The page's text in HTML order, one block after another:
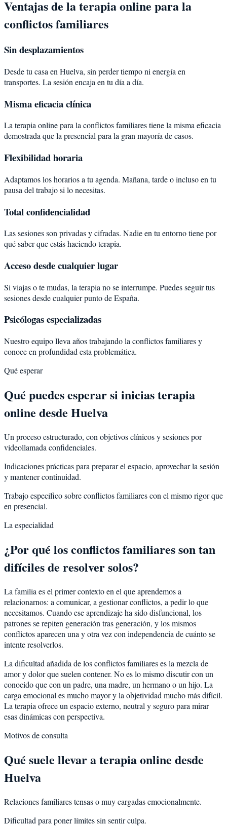
Ventajas de la terapia online para la
conflictos familiares
Sin desplazamientos
Desde tu casa en Huelva, sin perder tiempo ni energía en
transportes. La sesión encaja en tu día a día.
Misma eficacia clínica
La terapia online para la conflictos familiares tiene la misma eficacia
demostrada que la presencial para la gran mayoría de casos.
Flexibilidad horaria
Adaptamos los horarios a tu agenda. Mañana, tarde o incluso en tu
pausa del trabajo si lo necesitas.
Total confidencialidad
Las sesiones son privadas y cifradas. Nadie en tu entorno tiene por
qué saber que estás haciendo terapia.
Acceso desde cualquier lugar
Si viajas o te mudas, la terapia no se interrumpe. Puedes seguir tus
sesiones desde cualquier punto de España.
Psicólogas especializadas
Nuestro equipo lleva años trabajando la conflictos familiares y
conoce en profundidad esta problemática.
Qué esperar
Qué puedes esperar si inicias terapia
online desde Huelva
Un proceso estructurado, con objetivos clínicos y sesiones por
videollamada confidenciales.
Indicaciones prácticas para preparar el espacio, aprovechar la sesión
y mantener continuidad.
Trabajo específico sobre conflictos familiares con el mismo rigor que
en presencial.
La especialidad
¿Por qué los conflictos familiares son tan
difíciles de resolver solos?
La familia es el primer contexto en el que aprendemos a
relacionarnos: a comunicar, a gestionar conflictos, a pedir lo que
necesitamos. Cuando ese aprendizaje ha sido disfuncional, los
patrones se repiten generación tras generación, y los mismos
conflictos aparecen una y otra vez con independencia de cuánto se
intente resolverlos.
La dificultad añadida de los conflictos familiares es la mezcla de
amor y dolor que suelen contener. No es lo mismo discutir con un
conocido que con un padre, una madre, un hermano o un hijo. La
carga emocional es mucho mayor y la objetividad mucho más difícil.
La terapia ofrece un espacio externo, neutral y seguro para mirar
esas dinámicas con perspectiva.
Motivos de consulta
Qué suele llevar a terapia online desde
Huelva
Relaciones familiares tensas o muy cargadas emocionalmente.
Dificultad para poner límites sin sentir culpa.